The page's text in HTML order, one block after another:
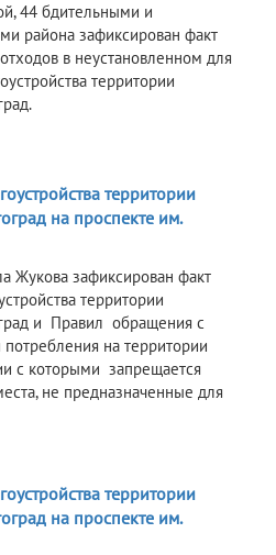
44 бдительными и
района зафиксирован факт
в неустановленном для
территории
территории
на проспекте им.
Жукова зафиксирован факт
территории
и Правил обращения с
на территории
с которыми запрещается
не предназначенные для
территории
на проспекте им.